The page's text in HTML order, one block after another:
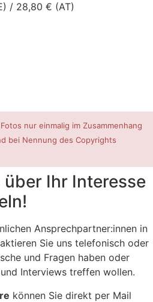
/ 28,80 € (AT)
nur einmalig im Zusammenhang
bei Nennung des Copyrights
Ihr Interesse
Ansprechpartner:innen in
Sie uns telefonisch oder
und Fragen haben oder
Interviews treffen wollen.
können Sie direkt per Mail